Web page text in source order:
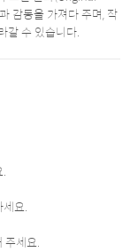
감동을 가져다 주며, 작
갈 수 있습니다.
.
요.
주세요.